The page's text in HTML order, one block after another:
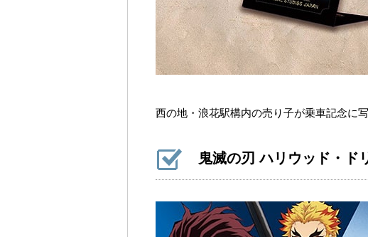
西の地・浪花駅構内の売り子が乗車記念に
鬼滅の刃 ハリウッド・ド